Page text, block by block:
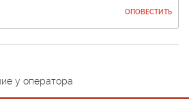
ОПОВЕСТИТЬ
у оператора